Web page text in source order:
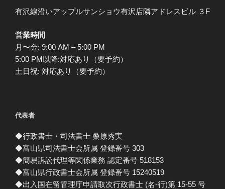
有沢線沿いアップルサンショウ有沢店隣アドレスビル ３F
営業時間
月〜金: 9:00 AM – 5:00 PM
5:00 PM以降:対応あり（要予約）
土日祝: 対応あり（要予約）
代表者
◆行政書士・司法書士 桑原秀実
◆富山県司法書士会所属 登録番号 303
◆簡易訴訟代理等関係業務 認定番号 518153
◆富山県行政書士会所属 登録番号 15240519
◆出入国在留管理庁申請取次行政書士 (名-行)第 15-55 号